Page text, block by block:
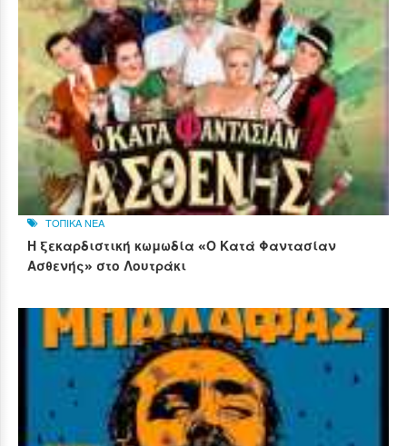
ΤΟΠΙΚΑ ΝΕΑ
Η ξεκαρδιστική κωμωδία «Ο Κατά Φαντασίαν
Ασθενής» στο Λουτράκι